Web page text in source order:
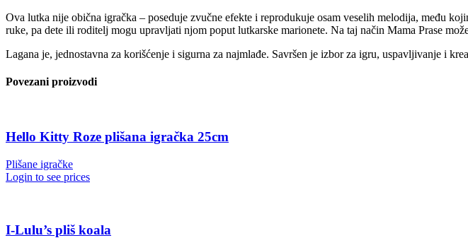
Ova lutka nije obična igračka – poseduje zvučne efekte i reprodukuje osam veselih melodija, među
ruke, pa dete ili roditelj mogu upravljati njom poput lutkarske marionete. Na taj način Mama Prase
Lagana je, jednostavna za korišćenje i sigurna za najmlađe. Savršen je izbor za igru, uspavljivanje i
Povezani proizvodi
Hello Kitty Roze plišana igračka 25cm
Plišane igračke
Login to see prices
I-Lulu’s pliš koala